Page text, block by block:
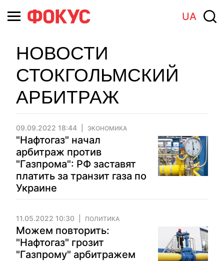
UA
НОВОСТИ
СТОКГОЛЬМСКИЙ
АРБИТРАЖ
09.09.2022 18:44 ЭКОНОМИКА
"Нафтогаз" начал
арбитраж против
"Газпрома": РФ заставят
платить за транзит газа по
Украине
11.05.2022 10:30 ПОЛИТИКА
Можем повторить:
"Нафтогаз" грозит
"Газпрому" арбитражем